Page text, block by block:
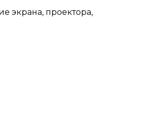
экрана, проектора,